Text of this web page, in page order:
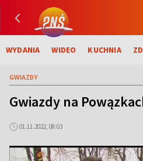
WYDANIA WIDEO KUCHNIA
GWIAZDY
Gwiazdy na
01.11.2022, 08:03